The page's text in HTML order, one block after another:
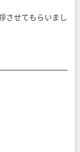
させてもらいまし